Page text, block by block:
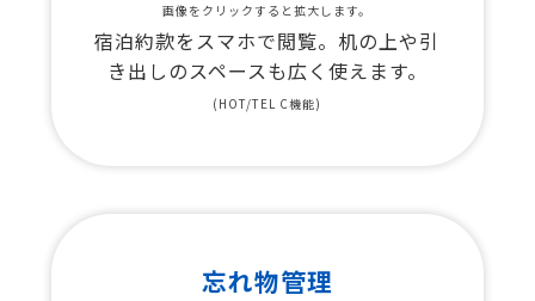
画像をクリックすると拡大します。
宿泊約款をスマホで閲覧。机の上や引
き出しのスペースも広く使えます。
(HOT/TEL C機能)
忘れ物管理